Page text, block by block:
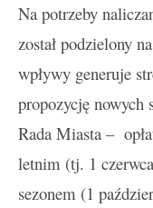
Na potrzeby
został podzielony
wpływy generuje
propozycję nowych
Rada Miasta –
letnim (tj. 1
sezonem (1